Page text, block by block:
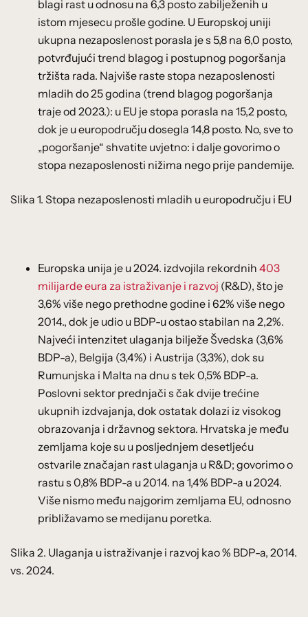
blagi rast u odnosu na 6,3 posto zabilježenih u
istom mjesecu prošle godine. U Europskoj uniji
ukupna nezaposlenost porasla je s 5,8 na 6,0 posto,
potvrđujući trend blagog i postupnog pogoršanja
tržišta rada. Najviše raste stopa nezaposlenosti
mladih do 25 godina (trend blagog pogoršanja
traje od 2023.): u EU je stopa porasla na 15,2 posto,
dok je u europodručju dosegla 14,8 posto. No, sve to
„pogoršanje“ shvatite uvjetno: i dalje govorimo o
stopa nezaposlenosti nižima nego prije pandemije.
Slika 1. Stopa nezaposlenosti mladih u europodručju i EU
Europska unija je u 2024. izdvojila rekordnih 403
milijarde eura za istraživanje i razvoj (R&D), što je
3,6% više nego prethodne godine i 62% više nego
2014., dok je udio u BDP-u ostao stabilan na 2,2%.
Najveći intenzitet ulaganja bilježe Švedska (3,6%
BDP-a), Belgija (3,4%) i Austrija (3,3%), dok su
Rumunjska i Malta na dnu s tek 0,5% BDP-a.
Poslovni sektor prednjači s čak dvije trećine
ukupnih izdvajanja, dok ostatak dolazi iz visokog
obrazovanja i državnog sektora. Hrvatska je među
zemljama koje su u posljednjem desetljeću
ostvarile značajan rast ulaganja u R&D; govorimo o
rastu s 0,8% BDP-a u 2014. na 1,4% BDP-a u 2024.
Više nismo među najgorim zemljama EU, odnosno
približavamo se medijanu poretka.
Slika 2. Ulaganja u istraživanje i razvoj kao % BDP-a, 2014.
vs. 2024.